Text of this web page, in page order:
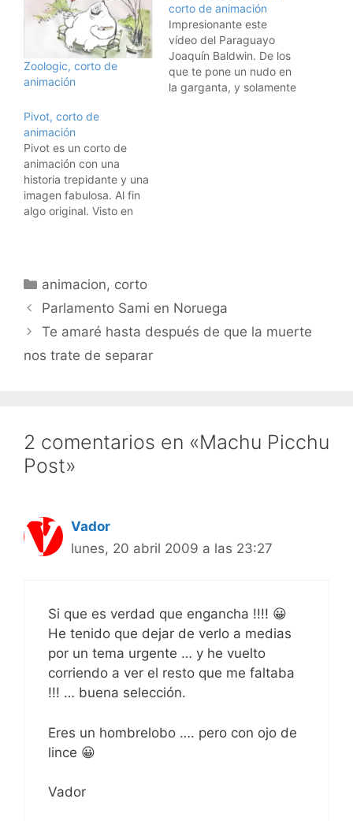
Zoologic, corto de
animación
corto de animación
Impresionante este
vídeo del Paraguayo
Joaquín Baldwin. De los
que te pone un nudo en
la garganta, y solamente
Pivot, corto de
animación
Pivot es un corto de
animación con una
historia trepidante y una
imagen fabulosa. Al fin
algo original. Visto en
Categorías
animacion, corto
Parlamento Sami en Noruega
Te amaré hasta después de que la muerte
nos trate de separar
2 comentarios en «Machu Picchu
Post»
Vador
lunes, 20 abril 2009 a las 23:27
Si que es verdad que engancha !!!! 😀
He tenido que dejar de verlo a medias
por un tema urgente … y he vuelto
corriendo a ver el resto que me faltaba
!!! … buena selección.
Eres un hombrelobo …. pero con ojo de
lince 😀
Vador